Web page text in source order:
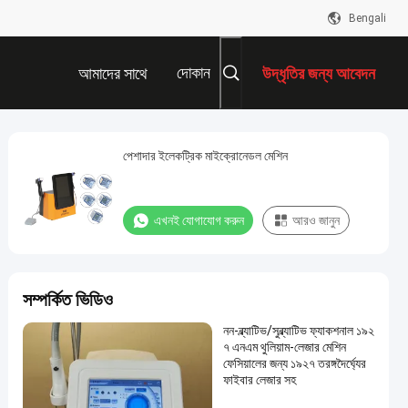
Bengali
আমাদের সাথে দোকান উদ্ধৃতির জন্য আবেদন
পেশাদার ইলেকট্রিক মাইক্রোনেডল মেশিন
এখনই যোগাযোগ করুন আরও জানুন
সম্পর্কিত ভিডিও
নন-ব্ল্যাটিভ/সুব্ল্যাটিভ ফ্যাকশনাল ১৯২
৭ এনএম থুলিয়াম-লেজার মেশিন
ফেসিয়ালের জন্য ১৯২৭ তরঙ্গদৈর্ঘ্যের
ফাইবার লেজার সহ